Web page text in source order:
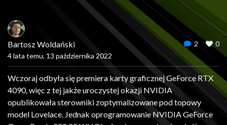
Bartosz Woldański
4 lata temu, 13 października 2022
2 0
Wczoraj odbyła się premiera karty graficznej GeForce RTX
4090, więc z tej jakże uroczystej okazji NVIDIA
opublikowała sterowniki zoptymalizowane pod topowy
model Lovelace. Jednak oprogramowanie NVIDIA GeForce